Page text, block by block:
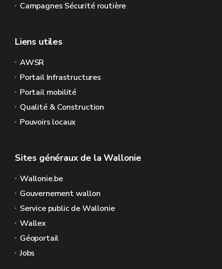
Campagnes Sécurité routière
Liens utiles
AWSR
Portail Infrastructures
Portail mobilité
Qualité & Construction
Pouvoirs locaux
Sites généraux de la Wallonie
Wallonie.be
Gouvernement wallon
Service public de Wallonie
Wallex
Géoportail
Jobs